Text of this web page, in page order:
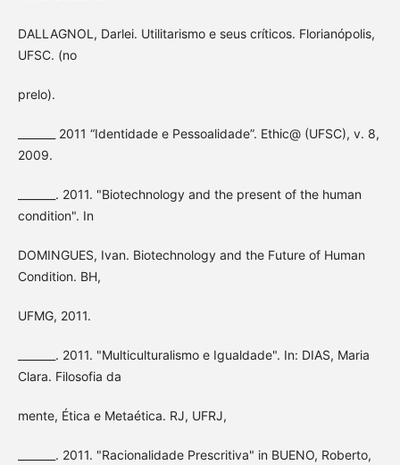
DALLAGNOL, Darlei. Utilitarismo e seus críticos. Florianópolis,
UFSC. (no
prelo).
_______ 2011 “Identidade e Pessoalidade”. Ethic@ (UFSC), v. 8,
2009.
_______. 2011. "Biotechnology and the present of the human
condition". In
DOMINGUES, Ivan. Biotechnology and the Future of Human
Condition. BH,
UFMG, 2011.
_______. 2011. "Multiculturalismo e Igualdade". In: DIAS, Maria
Clara. Filosofia da
mente, Ética e Metaética. RJ, UFRJ,
_______. 2011. "Racionalidade Prescritiva" in BUENO, Roberto,